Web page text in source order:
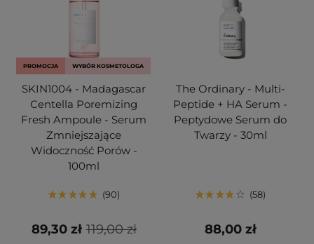
PROMOCJA WYBÓR KOSMETOLOGA
SKIN1004 - Madagascar
Centella Poremizing
Fresh Ampoule - Serum
Zmniejszające
Widoczność Porów -
100ml
90
119,00 zł
89,30 zł
The Ordinary - Multi-
Peptide + HA Serum -
Peptydowe Serum do
Twarzy - 30ml
58
88,00 zł